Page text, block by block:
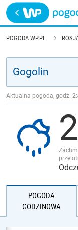
Trwa ładowanie
POLSKA
JAKOŚĆ POWIETRZA
POGODA WP.PL
Aktualna pogoda, godz.
POGODA
GODZINOWA